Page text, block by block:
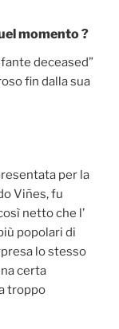
momento ?
deceased”
fin dalla sua
per la
Viñes, fu
netto che l’
popolari di
lo stesso
certa
troppo